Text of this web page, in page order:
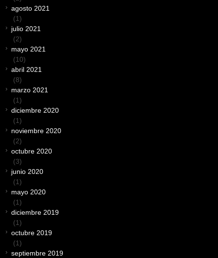
agosto 2021
(1)
julio 2021
(2)
mayo 2021
(10)
abril 2021
(8)
marzo 2021
(1)
diciembre 2020
(1)
noviembre 2020
(2)
octubre 2020
(3)
junio 2020
(1)
mayo 2020
(1)
diciembre 2019
(1)
octubre 2019
(1)
septiembre 2019